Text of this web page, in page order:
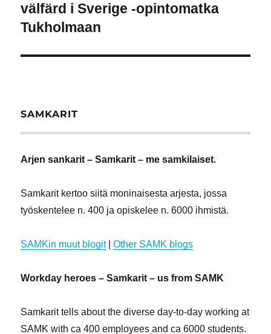
välfärd i Sverige -opintomatka
Tukholmaan
SAMKARIT
Arjen sankarit – Samkarit – me samkilaiset.
Samkarit kertoo siitä moninaisesta arjesta, jossa
työskentelee n. 400 ja opiskelee n. 6000 ihmistä.
SAMKin muut blogit|Other SAMK blogs
Workday heroes – Samkarit – us from SAMK
Samkarit tells about the diverse day-to-day working at
SAMK with ca 400 employees and ca 6000 students.